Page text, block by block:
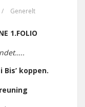
/ Generelt
1.FOLIO
Bis’ koppen.